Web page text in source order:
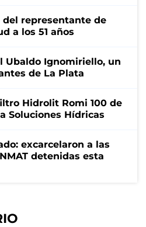
representante de
a los 51 años
Ubaldo Ignomiriello, un
de La Plata
Hidrolit Romi 100 de
Soluciones Hídricas
excarcelaron a las
detenidas esta